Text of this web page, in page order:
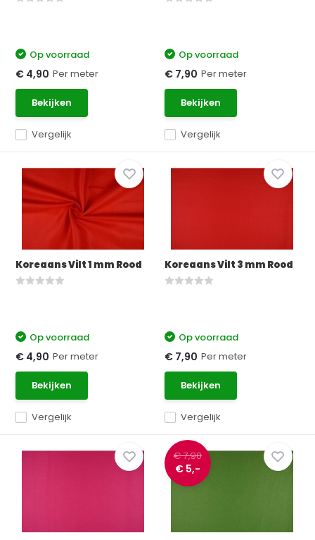
Vergelijk
Op voorraad
€ 4,90 Per meter
Bekijken
Vergelijk
Op voorraad
€ 7,90 Per meter
Bekijken
Koreaans Vilt 1 mm Rood
Vergelijk
Op voorraad
€ 4,90 Per meter
Bekijken
Koreaans Vilt 3 mm Rood
Vergelijk
Op voorraad
€ 7,90 Per meter
Bekijken
€ 7,90
€ 5,-